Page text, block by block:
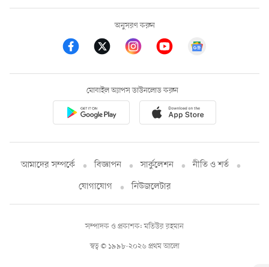
অনুসরণ করুন
মোবাইল অ্যাপস ডাউনলোড করুন
আমাদের সম্পর্কে বিজ্ঞাপন সার্কুলেশন
নীতি ও শর্ত
যোগাযোগ
নিউজলেটার
স্বত্ব © ১৯৯৮-২০২৬ প্রথম আলো
সম্পাদক ও প্রকাশক: মতিউর রহমান